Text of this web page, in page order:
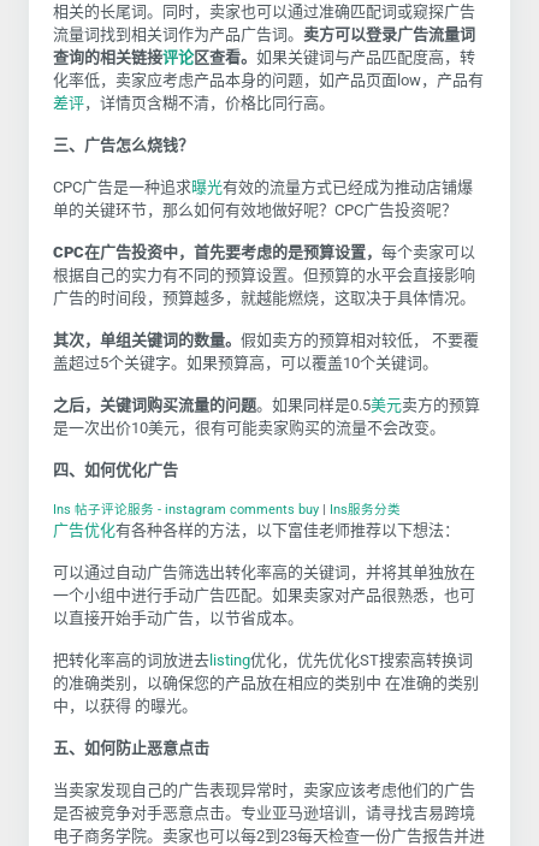
相关的长尾词。同时，卖家也可以通过准确匹配词或窥探广告
流量词找到相关词作为产品广告词。 卖方可以登录广告流量词
查询的相关链接评论区查看。 如果关键词与产品匹配度高，转
化率低，卖家应考虑产品本身的问题，如产品页面low，产品有
差评，详情页含糊不清，价格比同行高。
三、广告怎么烧钱？
CPC广告是一种追求曝光有效的流量方式已经成为推动店铺爆
单的关键环节，那么如何有效地做好呢？ CPC广告投资呢？
CPC在广告投资中，首先要考虑的是预算设置， 每个卖家可以
根据自己的实力有不同的预算设置。但预算的水平会直接影响
广告的时间段，预算越多，就越能燃烧，这取决于具体情况。
其次，单组关键词的数量。 假如卖方的预算相对较低， 不要覆
盖超过5个关键字。如果预算高，可以覆盖10个关键词。
之后，关键词购买流量的问题。如果同样是0.5美元卖方的预算
是一次出价10美元，很有可能卖家购买的流量不会改变。
四、如何优化广告
Ins 帖子评论服务 - instagram comments buy | Ins服务分类
广告优化有各种各样的方法，以下富佳老师推荐以下想法：
可以通过自动广告筛选出转化率高的关键词，并将其单独放在
一个小组中进行手动广告匹配。如果卖家对产品很熟悉，也可
以直接开始手动广告，以节省成本。
把转化率高的词放进去 listing优化，优先优化ST搜索高转换词
的准确类别，以确保您的产品放在相应的类别中 在准确的类别
中，以获得 的曝光。
五、如何防止恶意点击
当卖家发现自己的广告表现异常时，卖家应该考虑他们的广告
是否被竞争对手恶意点击。专业亚马逊培训，请寻找吉易跨境
电子商务学院。卖家也可以每2到23每天检查一份广告报告并进